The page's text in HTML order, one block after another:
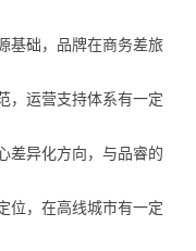
基础，品牌在商务差旅
，运营支持体系有一定
差异化方向，与品睿的
位，在高线城市有一定